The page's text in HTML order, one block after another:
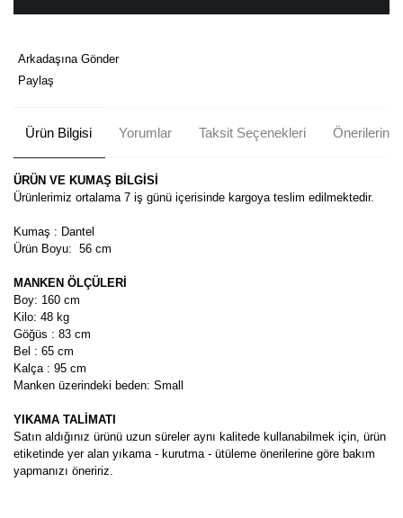
Arkadaşına Gönder
Paylaş
Ürün Bilgisi Yorumlar Taksit Seçenekleri Önerileriniz
ÜRÜN VE KUMAŞ BİLGİSİ
Ürünlerimiz ortalama 7 iş günü içerisinde kargoya teslim edilmektedir.
Kumaş : Dantel
Ürün Boyu: 56 cm
MANKEN ÖLÇÜLERİ
Boy: 160 cm
Kilo: 48 kg
Göğüs : 83 cm
Bel : 65 cm
Kalça : 95 cm
Manken üzerindeki beden: Small
YIKAMA TALİMATI
Satın aldığınız ürünü uzun süreler aynı kalitede kullanabilmek için, ürün
etiketinde yer alan yıkama - kurutma - ütüleme önerilerine göre bakım
yapmanızı öneririz.